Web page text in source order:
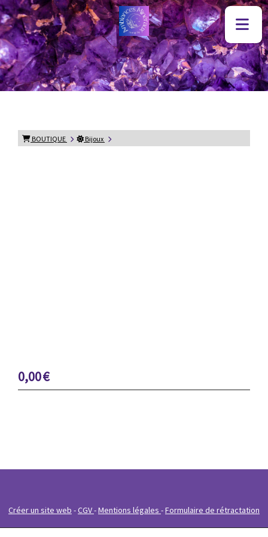
BOUTIQUE Bijoux
0,00€
Créer un site web CGV Mentions légales Formulaire de rétractation